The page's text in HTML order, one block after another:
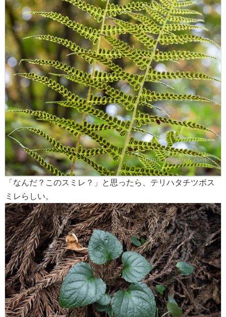
「なんだ？このスミレ？」と思ったら、テリハタチツボス
ミレらしい。